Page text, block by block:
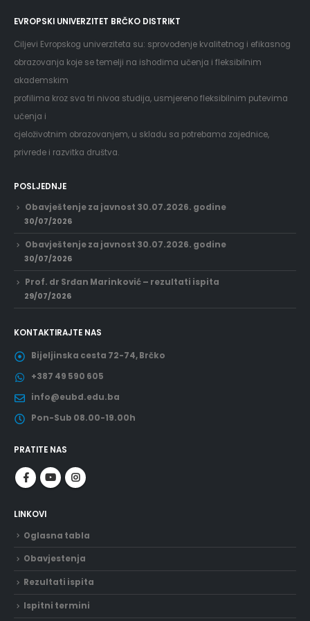
EVROPSKI UNIVERZITET BRČKO DISTRIKT
Ciljevi Evropskog univerziteta su: sprovođenje kvalitetnog i efikasnog
obrazovanja koje se temelji na ishodima učenja i fleksibilnim
akademskim
profilima kroz sva tri nivoa studija, usmjereno fleksibilnim putevima
učenja i
cjeloživotnim obrazovanjem, u skladu sa potrebama zajednice,
privrede i razvitka društva.
POSLJEDNJE
Obavještenje za javnost 30.07.2026. godine
30/07/2026
Obavještenje za javnost 30.07.2026. godine
30/07/2026
Prof. dr Srđan Marinković – rezultati ispita
29/07/2026
KONTAKTIRAJTE NAS
Bijeljinska cesta 72-74, Brčko
+387 49 590 605
info@eubd.edu.ba
Pon-Sub 08.00-19.00h
PRATITE NAS
LINKOVI
Oglasna tabla
Obavjestenja
Rezultati ispita
Ispitni termini